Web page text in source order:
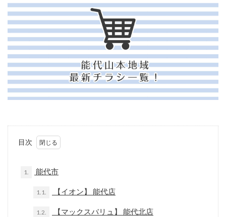
目次
1. 能代市
1.1. 【イオン】 能代店
1.2. 【マックスバリュ】 能代北店